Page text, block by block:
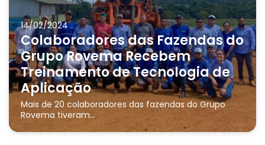
14/02/2024
Colaboradores das Fazendas do
Grupo Rovema Recebem
Treinamento de Tecnologia de
Aplicação
Mais de 20 colaboradores das fazendas do Grupo
Rovema tiveram...